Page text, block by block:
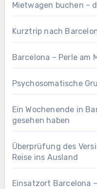
Mietwagen buchen –
Kurztrip nach
Barcelona – Perle am
Psychosomatische
Ein Wochenende in
gesehen haben
Überprüfung des
Reise ins Ausland
Einsatzort Barcelona